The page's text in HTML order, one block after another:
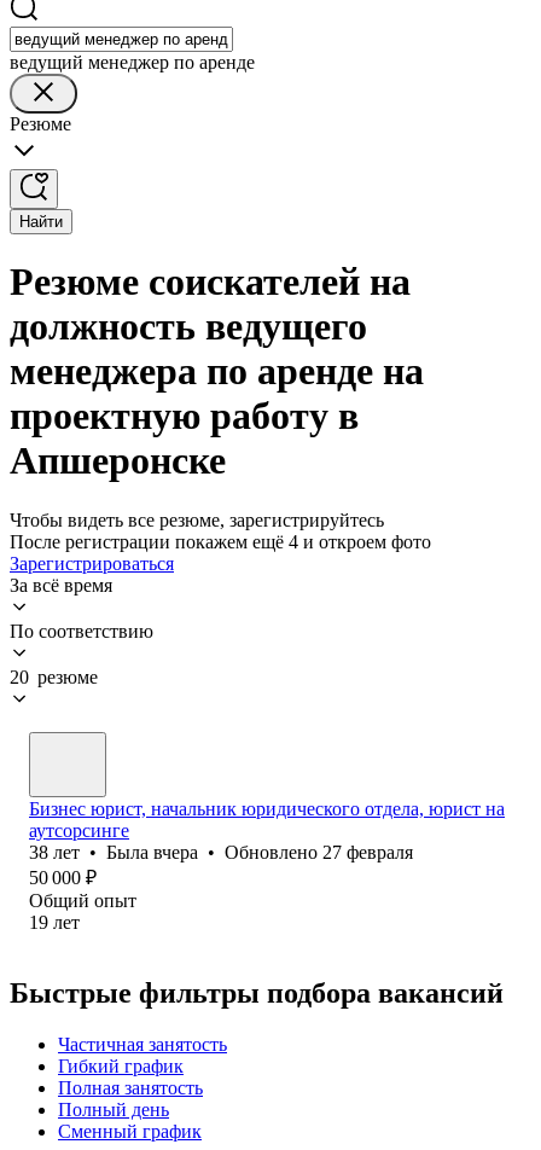
ведущий менеджер по аренде
Резюме
Найти
Резюме соискателей на
должность ведущего
менеджера по аренде на
проектную работу в
Апшеронске
Чтобы видеть все резюме, зарегистрируйтесь
После регистрации покажем ещё 4 и откроем фото
Зарегистрироваться
За всё время
По соответствию
20 резюме
Бизнес юрист, начальник юридического отдела, юрист на
аутсорсинге
38 лет • Была вчера • Обновлено 27 февраля
50 000 ₽
Общий опыт
19 лет
Быстрые фильтры подбора вакансий
Частичная занятость
Гибкий график
Полная занятость
Полный день
Сменный график